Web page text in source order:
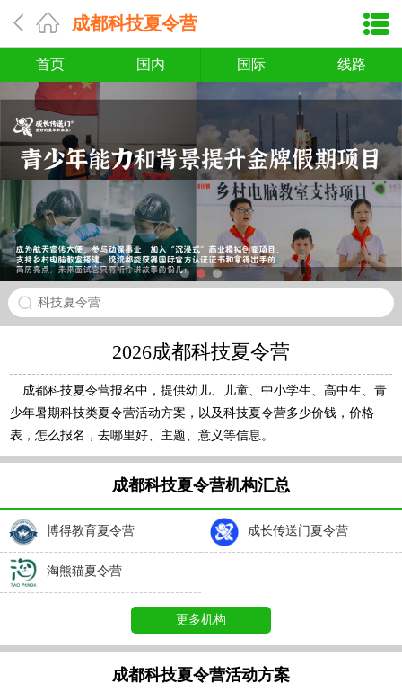
成都科技夏令营
首页 国内 国际 线路
科技夏令营
2026成都科技夏令营
成都科技夏令营报名中，提供幼儿、儿童、中小学生、高中生、青
少年暑期科技类夏令营活动方案，以及科技夏令营多少价钱，价格
表，怎么报名，去哪里好、主题、意义等信息。
成都科技夏令营机构汇总
博得教育夏令营 成长传送门夏令营
淘熊猫夏令营
更多机构
成都科技夏令营活动方案